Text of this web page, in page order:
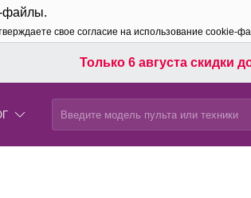
файлы.
свое согласие на использование cookie-
Только 6 августа скидки